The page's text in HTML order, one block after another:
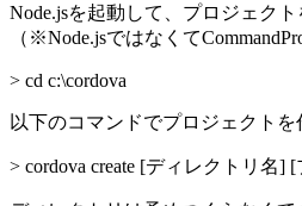
Node.jsを起動して、プロジェク
（※Node.jsではなくて
> cd c:\cordova
以下のコマンドでプロジェクトを
> cordova create [ディレクトリ名]